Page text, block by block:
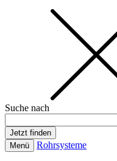
Suche nach
Menü Rohrsysteme